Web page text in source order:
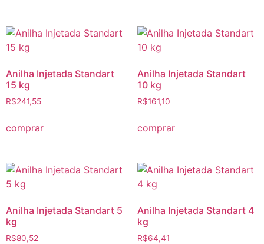
Anilha Injetada Standart
15 kg
R$241,55
comprar
Anilha Injetada Standart
10 kg
R$161,10
comprar
Anilha Injetada Standart 5
kg
R$80,52
Anilha Injetada Standart 4
kg
R$64,41